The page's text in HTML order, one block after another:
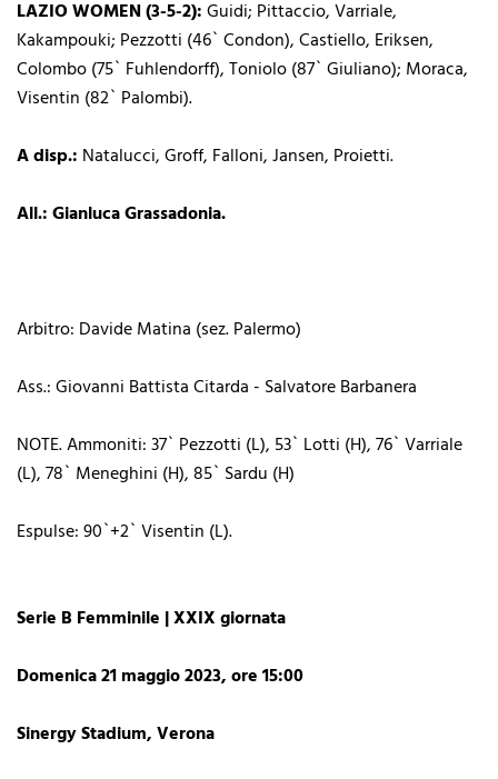
LAZIO WOMEN (3-5-2):Guidi; Pittaccio, Varriale,
Kakampouki; Pezzotti (46` Condon), Castiello, Eriksen,
Colombo (75` Fuhlendorff), Toniolo (87` Giuliano); Moraca,
Visentin (82` Palombi).
A disp.: Natalucci, Groff, Falloni, Jansen, Proietti.
All.: Gianluca Grassadonia.
Arbitro: Davide Matina (sez. Palermo)
Ass.: Giovanni Battista Citarda - Salvatore Barbanera
NOTE. Ammoniti: 37` Pezzotti (L), 53` Lotti (H), 76` Varriale
(L), 78` Meneghini (H), 85` Sardu (H)
Espulse: 90`+2` Visentin (L).
Serie B Femminile | XXIX giornata
Domenica 21 maggio 2023, ore 15:00
Sinergy Stadium, Verona